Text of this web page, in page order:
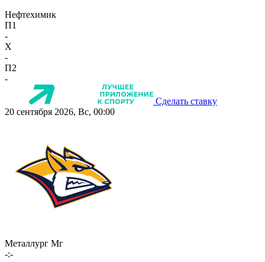
Нефтехимик
П1
-
X
-
П2
-
Сделать ставку
20 сентября 2026, Вс, 00:00
Металлург Мг
-:-